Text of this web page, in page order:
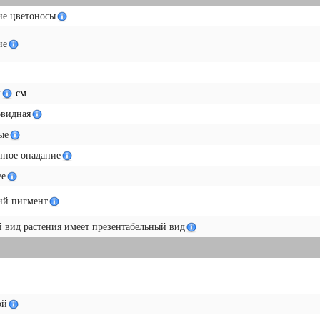
цветоносы
см
опадание
пигмент
растения имеет презентабельный вид